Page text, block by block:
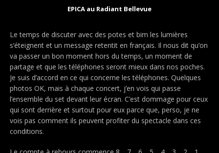
EPICA au Radiant Bellevue
Le temps de discuter avec des potes et bim les lumières
s’éteignent et un message retentit en français. Il nous dit qu’on
va passer un bon moment hors du temps, un moment de
partage et que les téléphones seront mieux dans nos poches.
Je suis d’accord en ce qui concerne les téléphones. Quelques
photos OK, mais à chaque concert, j’en vois qui passe
l’ensemble du set devant leur écran. C’est dommage pour ceux
qui sont derrière et surtout pour eux parce que, perso, je ne
vois pas comment ils peuvent profiter du spectacle dans ces
conditions.